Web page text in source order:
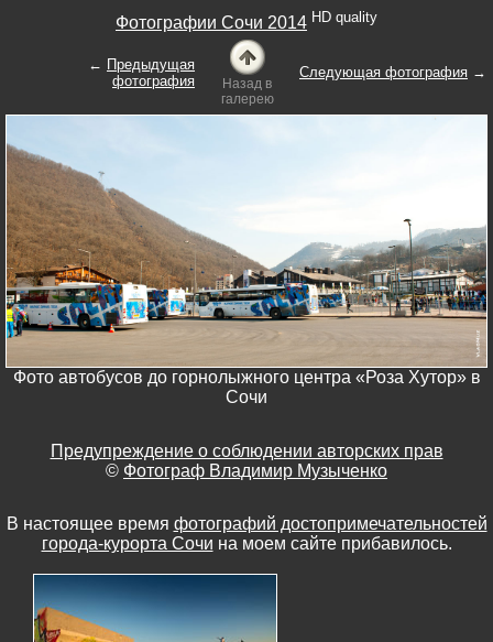
Фотографии Сочи 2014 HD quality
← Предыдущая
фотография
Назад в
галерею
Следующая фотография →
Фото автобусов до горнолыжного центра «Роза Хутор» в
Сочи
Предупреждение о соблюдении авторских прав
© Фотограф Владимир Музыченко
В настоящее время фотографий достопримечательностей
города-курорта Сочи на моем сайте прибавилось.